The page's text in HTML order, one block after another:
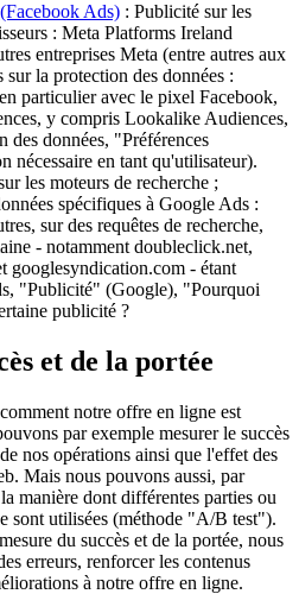
Ads) : Publicité sur les
: Meta Platforms Ireland
entreprises Meta (entre autres aux
la protection des données :
particulier avec le pixel Facebook,
y compris Lookalike Audiences,
des données, "Préférences
nécessaire en tant qu'utilisateur).
les moteurs de recherche ;
spécifiques à Google Ads :
sur des requêtes de recherche,
- notamment doubleclick.net,
googlesyndication.com - étant
"Publicité" (Google), "Pourquoi
publicité ?
et de la portée
notre offre en ligne est
par exemple mesurer le succès
nos opérations ainsi que l'effet des
Mais nous pouvons aussi, par
manière dont différentes parties ou
sont utilisées (méthode "A/B test").
du succès et de la portée, nous
erreurs, renforcer les contenus
à notre offre en ligne.